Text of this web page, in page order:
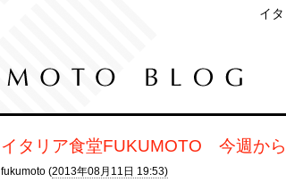
イ
イタリア食堂FUKUMOTO 今週から
fukumoto (2013年08月11日 19:53)